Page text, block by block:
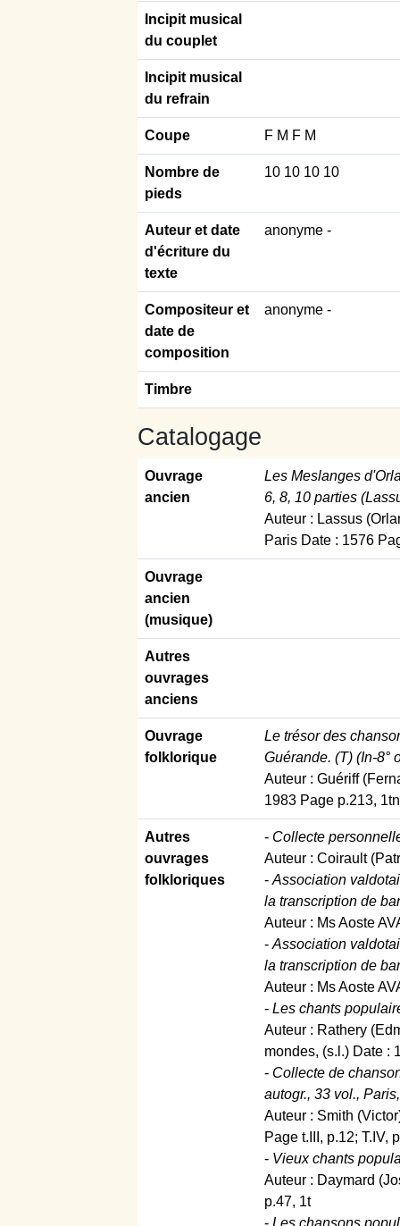
Incipit musical
du couplet
Incipit musical
du refrain
Coupe F M F M
Nombre de
pieds
10 10 10 10
Auteur et date
d'écriture du
texte
anonyme -
Compositeur et
date de
composition
anonyme -
Timbre
Catalogage
Ouvrage
ancien
Les Meslanges
6, 8, 10 parties
Auteur : Lassus
Paris Date : 1576
Ouvrage
ancien
(musique)
Autres
ouvrages
anciens
Ouvrage
folklorique
Le trésor des
Guérande. (T) (In-8°
Auteur : Guériff
1983 Page p.213, 1tn
Autres
ouvrages
folkloriques
- Collecte
Auteur : Coirault
- Association
la transcription de
Auteur : Ms Aoste
- Association
la transcription de
Auteur : Ms Aoste
- Les chants
Auteur : Rathery
mondes, (s.l.) Date :
- Collecte de
autogr., 33 vol.,
Auteur : Smith
Page t.III, p.12; T.IV,
- Vieux chants
Auteur : Daymard
p.47, 1t
- Les chansons